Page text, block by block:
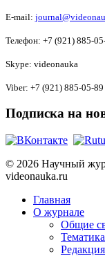
E-mail:
Телефон: +7 (921) 885-
Skype: videonauka
Viber: +7 (921) 885-05-89
Подписка на
© 2026 Научный
videonauka.ru
Главная
О журнале
Общие
Редакция